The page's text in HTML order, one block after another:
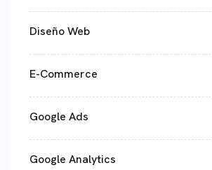
Diseño Web
E-Commerce
Google Ads
Google Analytics